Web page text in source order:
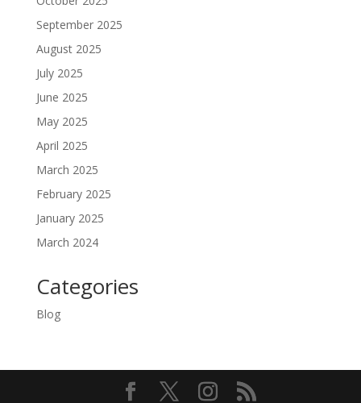
September 2025
August 2025
July 2025
June 2025
May 2025
April 2025
March 2025
February 2025
January 2025
March 2024
Categories
Blog